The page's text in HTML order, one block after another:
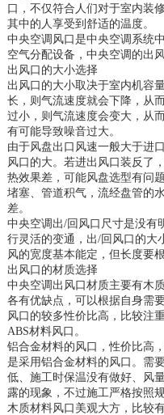
口，不仅符合人们对于室内装
其中的人享受到舒适的温度。
中央空调风口是中央空调系统
空气分配设备，中央空调的出
出风口的大小选择
出风口的大小取决于室内机容
长，则气流速度就会下降，从
过小，则气流速度会变大，从
有可能导致噪音过大。
由于风盘出口风速一般大于进
风口的大。若进出风口装反了
热效果差，可能风盘选型有问
堵塞、管道积气，流经盘管的
差。
中央空调出/回风口尺寸是没有
行灵活的变通，出/回风口的大
风的宽度基本能定，但长度要
出风口的材质选择
中央空调出风口材质主要有木
各有优缺点，可以根据自身需
风口的较多性价比高，比较注
ABS材料风口。
铝合金材料的风口，性价比高
是采用铝合金材料的风口。需
低、施工时保温没有做好、风
露的现象，不过施工严格按照
木质材料风口美观大方，比较